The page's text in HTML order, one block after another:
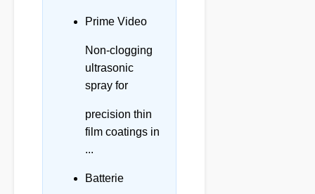
Prime Video
Non-clogging
ultrasonic
spray for
precision thin
film coatings in
...
Batterie